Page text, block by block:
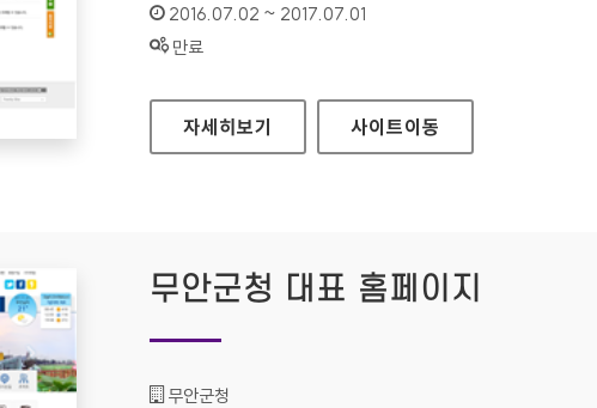
인증기간 :
2016.07.02 ~ 2017.07.01
상태 :
만료
의약품관리종합정보센터 대표 홈페이지
자세히보기 사이트이동
무안군청 대표 홈페이지
기관명 :
무안군청